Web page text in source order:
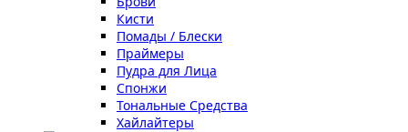
Кисти
Помады / Блески
Праймеры
Пудра для Лица
Спонжи
Тональные Средства
Хайлайтеры